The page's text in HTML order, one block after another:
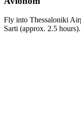
Fly into Thessaloniki
Sarti (approx. 2.5 hours).